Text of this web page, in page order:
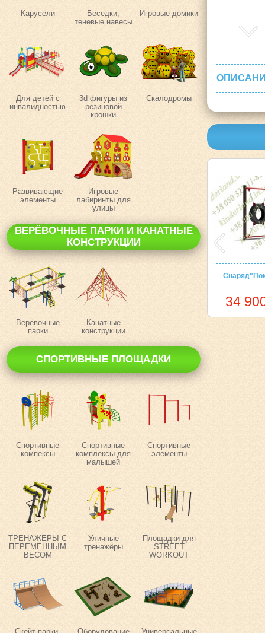
Карусели
Беседки,
теневые навесы
Игровые домики
Для детей с
инвалидностью
3d фигуры из
резиновой
крошки
Скалодромы
Развивающие
элементы
Игровые
лабиринты для
улицы
ВЕРЁВОЧНЫЕ ПАРКИ И КАНАТНЫЕ
КОНСТРУКЦИИ
Верёвочные
парки
Канатные
конструкции
СПОРТИВНЫЕ ПЛОЩАДКИ
Спортивные
компексы
Спортивные
комплексы для
малышей
Спортивные
элементы
ТРЕНАЖЕРЫ С
ПЕРЕМЕННЫМ
ВЕСОМ
Уличные
тренажёры
Площадки для
STREET
WORKOUT
34